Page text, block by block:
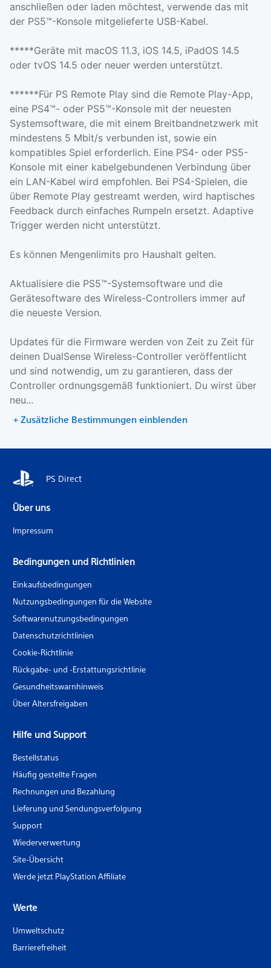
anschließen oder laden möchtest, verwende das mit
der PS5™-Konsole mitgelieferte USB-Kabel.
*****Geräte mit macOS 11.3, iOS 14.5, iPadOS 14.5
oder tvOS 14.5 oder neuer werden unterstützt.
******Für PS Remote Play sind die Remote Play-App,
eine PS4™- oder PS5™-Konsole mit der neuesten
Systemsoftware, die mit einem Breitbandnetzwerk mit
mindestens 5 Mbit/s verbunden ist, sowie ein
kompatibles Spiel erforderlich. Eine PS4- oder PS5-
Konsole mit einer kabelgebundenen Verbindung über
ein LAN-Kabel wird empfohlen. Bei PS4-Spielen, die
über Remote Play gestreamt werden, wird haptisches
Feedback durch einfaches Rumpeln ersetzt. Adaptive
Trigger werden nicht unterstützt.
Es können Mengenlimits pro Haushalt gelten.
Aktualisiere die PS5™-Systemsoftware und die
Gerätesoftware des Wireless-Controllers immer auf
die neueste Version.
Updates für die Firmware werden von Zeit zu Zeit für
deinen DualSense Wireless-Controller veröffentlicht
und sind notwendig, um zu garantieren, dass der
Controller ordnungsgemäß funktioniert. Du wirst über
neu...
+ Zusätzliche Bestimmungen einblenden
PS Direct
Über uns
Impressum
Bedingungen und Richtlinien
Einkaufsbedingungen
Nutzungsbedingungen für die Website
Softwarenutzungsbedingungen
Datenschutzrichtlinien
Cookie-Richtlinie
Rückgabe- und -Erstattungsrichtlinie
Gesundheitswarnhinweis
Über Altersfreigaben
Hilfe und Support
Bestellstatus
Häufig gestellte Fragen
Rechnungen und Bezahlung
Lieferung und Sendungsverfolgung
Support
Wiederverwertung
Site-Übersicht
Werde jetzt PlayStation Affiliate
Werte
Umweltschutz
Barrierefreiheit